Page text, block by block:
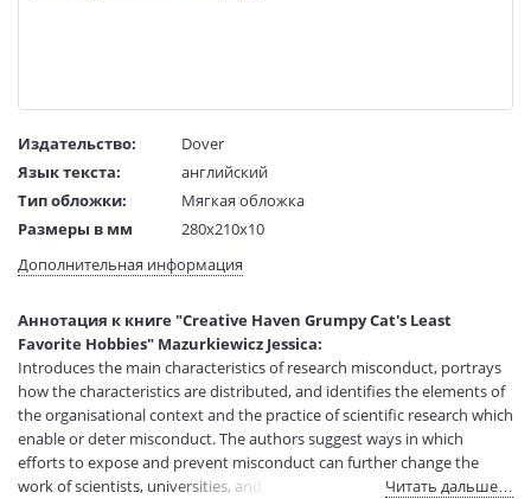
Издательство:
Dover
Язык текста:
английский
Тип обложки:
Мягкая обложка
Размеры в мм
280x210x10
Вес:
1 гр.
Код товара:
50061607
Артикул:
13581775
ISBN:
9780486819440
В продаже с:
13.04.2022
Дополнительная информация
Аннотация к книге "Creative Haven Grumpy Cat's Least
Favorite Hobbies" Mazurkiewicz Jessica:
Introduces the main characteristics of research misconduct, portrays
how the characteristics are distributed, and identifies the elements of
the organisational context and the practice of scientific research which
enable or deter misconduct. The authors suggest ways in which
efforts to expose and prevent misconduct can further change the
work of scientists, universities, and scientific research.Читать дальше…